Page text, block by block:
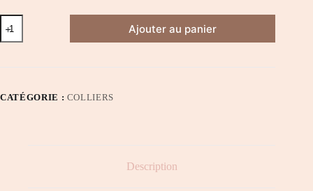
quantité
de
Collier
Ajouter au panier
CATÉGORIE : COLLIERS
Description